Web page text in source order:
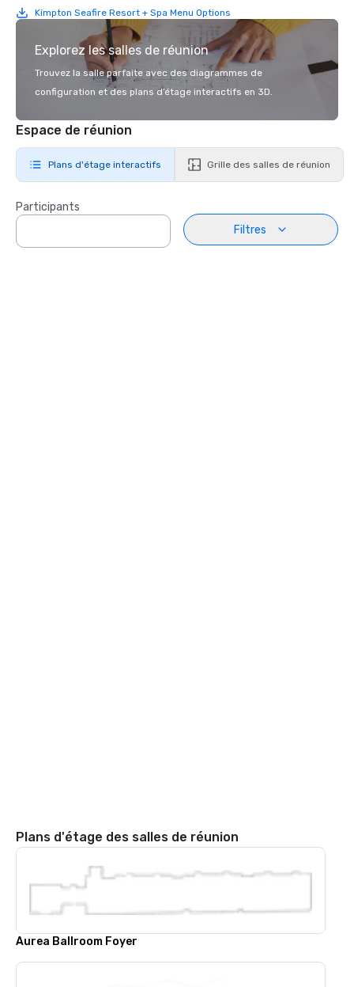
Kimpton Seafire Resort + Spa Menu Options
Explorez les salles de réunion
Trouvez la salle parfaite avec des diagrammes de
configuration et des plans d’étage interactifs en 3D.
Espace de réunion
Plans d'étage interactifs Grille des salles de réunion
Participants
Filtres
Plans d'étage des salles de réunion
Aurea Ballroom Foyer